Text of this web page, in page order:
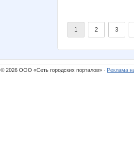
1 2 3
© 2026 ООО «Сеть городских порталов» · Реклама